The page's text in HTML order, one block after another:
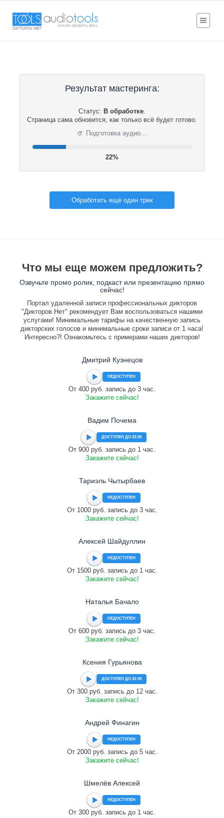
Результат мастеринга:
Статус: В обработке.
Страница сама обновится, как только всё будет готово.
⟳ Подготовка аудио…
22%
Обработать ещё один трек
Что мы еще можем предложить?
Озвучьте промо ролик, подкаст или презентацию прямо
сейчас!
Портал удаленной записи профессиональных дикторов
"Дикторов.Нет" рекомендует Вам воспользоваться нашими
услугами! Минимальные тарифы на качественную запись
дикторских голосов и минимальные сроки записи от 1 часа!
Интересно?! Ознакомьтесь с примерами наших дикторов!
Дмитрий Кузнецов
НЕДОСТУПЕН
От 400 руб. запись до 3 час.
Закажите сейчас!
Вадим Почема
ДОСТУПЕН ДО 23:55
От 900 руб. запись до 1 час.
Закажите сейчас!
Тариэль Чытырбаев
НЕДОСТУПЕН
От 1000 руб. запись до 3 час.
Закажите сейчас!
Алексей Шайдуллин
НЕДОСТУПЕН
От 1500 руб. запись до 1 час.
Закажите сейчас!
Наталья Бачало
НЕДОСТУПЕН
От 600 руб. запись до 3 час.
Закажите сейчас!
Ксения Гурьянова
ДОСТУПЕН ДО 23:59
От 300 руб. запись до 12 час.
Закажите сейчас!
Андрей Финагин
НЕДОСТУПЕН
От 2000 руб. запись до 5 час.
Закажите сейчас!
Шмелёв Алексей
НЕДОСТУПЕН
От 300 руб. запись до 1 час.